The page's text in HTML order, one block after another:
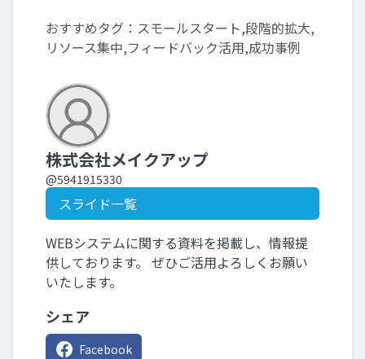
おすすめタグ：スモールスタート,段階的拡大,
リソース集中,フィードバック活用,成功事例
株式会社メイクアップ
@5941915330
スライド一覧
WEBシステムに関する資料を掲載し、情報提
供しております。 ぜひご活用よろしくお願い
いたします。
シェア
Facebook